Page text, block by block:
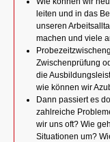
leiten und in das
unseren
machen und viele
Zwischenprüfung
die
wie können wir
Dann passiert es
zahlreiche
wir uns oft? Wie
Situationen um?